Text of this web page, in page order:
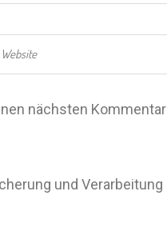
nächsten Kommentar
und Verarbeitung